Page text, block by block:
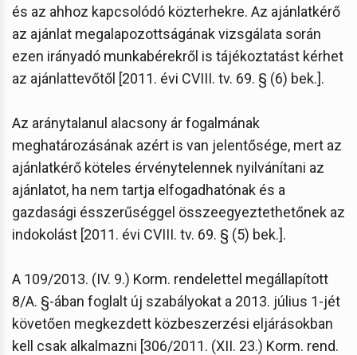
és az ahhoz kapcsolódó közterhekre. Az ajánlatkérő
az ajánlat megalapozottságának vizsgálata során
ezen irányadó munkabérekről is tájékoztatást kérhet
az ajánlattevőtől [2011. évi CVIII. tv. 69. § (6) bek.].
Az aránytalanul alacsony ár fogalmának
meghatározásának azért is van jelentősége, mert az
ajánlatkérő köteles érvénytelennek nyilvánítani az
ajánlatot, ha nem tartja elfogadhatónak és a
gazdasági ésszerűséggel összeegyeztethetőnek az
indokolást [2011. évi CVIII. tv. 69. § (5) bek.].
A 109/2013. (IV. 9.) Korm. rendelettel megállapított
8/A. §-ában foglalt új szabályokat a 2013. július 1-jét
követően megkezdett közbeszerzési eljárásokban
kell csak alkalmazni [306/2011. (XII. 23.) Korm. rend.